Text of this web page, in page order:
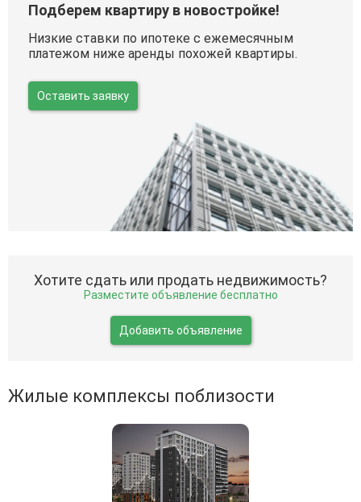
Подберем квартиру в новостройке!
Низкие ставки по ипотеке с ежемесячным
платежом ниже аренды похожей квартиры.
Оставить заявку
Хотите сдать или продать недвижимость?
Разместите объявление бесплатно
Добавить объявление
Жилые комплексы поблизости